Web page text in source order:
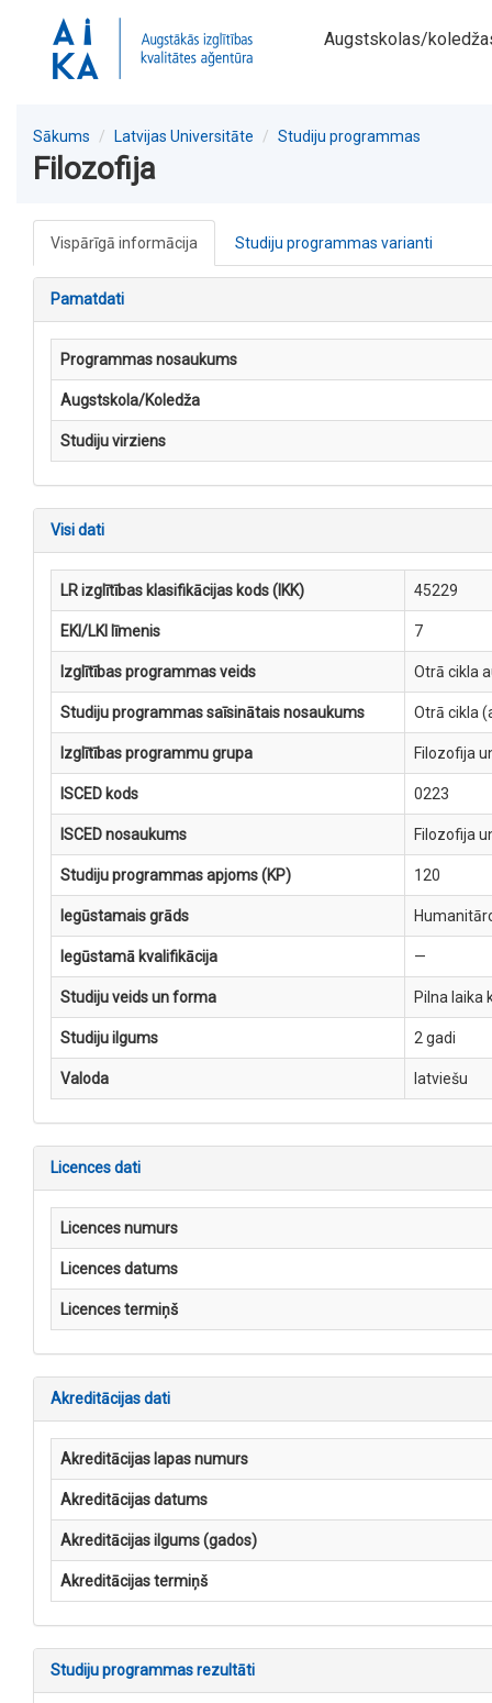
Augstskolas/
Sākums Latvijas Universitāte Studiju programmas
Filozofija
Vispārīgā informācija Studiju programmas varianti
Pamatdati
Programmas nosaukums
Augstskola/Koledža
Studiju virziens
Visi dati
LR izglītības klasifikācijas kods (IKK) 45229
EKI/LKI līmenis 7
Izglītības programmas veids Otrā cikla
Studiju programmas saīsinātais nosaukums Otrā cikla
Izglītības programmu grupa Filozofija
ISCED kods 0223
ISCED nosaukums Filozofija
Studiju programmas apjoms (KP) 120
Iegūstamais grāds
Iegūstamā kvalifikācija —
Studiju veids un forma Pilna laika
Studiju ilgums 2 gadi
Valoda latviešu
Licences dati
Licences numurs
Licences datums
Licences termiņš
Akreditācijas dati
Akreditācijas lapas numurs
Akreditācijas datums
Akreditācijas ilgums (gados)
Akreditācijas termiņš
Studiju programmas rezultāti